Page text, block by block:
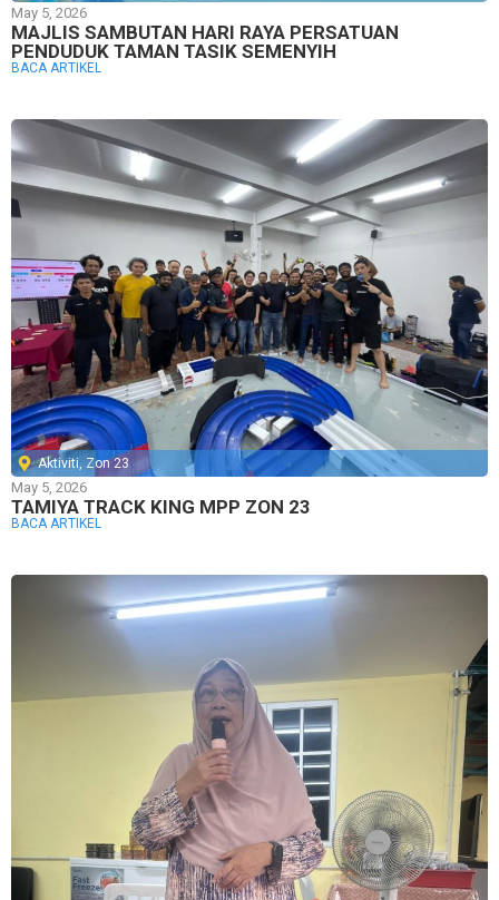
May 5, 2026
MAJLIS SAMBUTAN HARI RAYA PERSATUAN
PENDUDUK TAMAN TASIK SEMENYIH
BACA ARTIKEL
Aktiviti, Zon 23
May 5, 2026
TAMIYA TRACK KING MPP ZON 23
BACA ARTIKEL